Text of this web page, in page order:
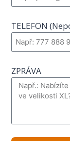
TELEFON
ZPRÁVA